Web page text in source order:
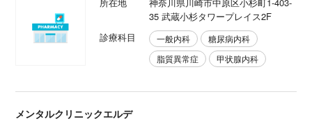
35 武蔵小杉タワープレイス2F
診療科目
一般内科
糖尿病内科
脂質異常症
甲状腺内科
メンタルクリニックエルデ